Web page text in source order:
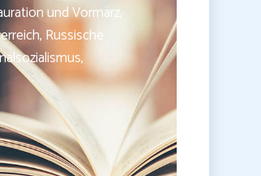
und Vormärz,
Russische